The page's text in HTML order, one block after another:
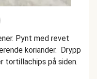
Pynt med revet
koriander. Drypp
tortillachips på siden.